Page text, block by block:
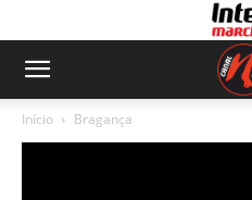
Início Bragança